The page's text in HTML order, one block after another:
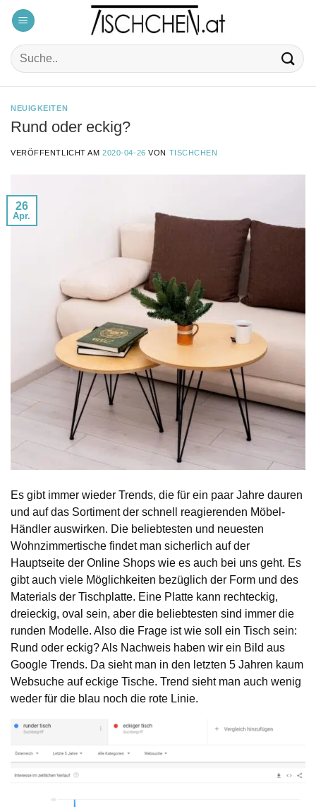
Zum
Inhalt
Suche
nach:
NEUIGKEITEN
Rund oder eckig?
VERÖFFENTLICHT AM2020-04-26 VON TISCHCHEN
26
Apr.
Es gibt immer wieder Trends, die für ein paar Jahre dauren
und auf das Sortiment der schnell reagierenden Möbel-
Händler auswirken. Die beliebtesten und neuesten
Wohnzimmertische findet man sicherlich auf der
Hauptseite der Online Shops wie es auch bei uns geht. Es
gibt auch viele Möglichkeiten bezüglich der Form und des
Materials der Tischplatte. Eine Platte kann rechteckig,
dreieckig, oval sein, aber die beliebtesten sind immer die
runden Modelle. Also die Frage ist wie soll ein Tisch sein:
Rund oder eckig? Als Nachweis haben wir ein Bild aus
Google Trends. Da sieht man in den letzten 5 Jahren kaum
Websuche auf eckige Tische. Trend sieht man auch wenig
weder für die blau noch die rote Linie.